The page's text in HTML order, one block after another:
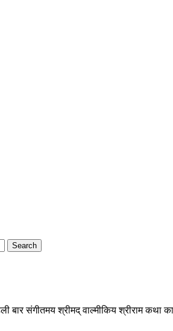
बार संगीतमय श्रीमद् वाल्मीकिय श्रीराम कथा